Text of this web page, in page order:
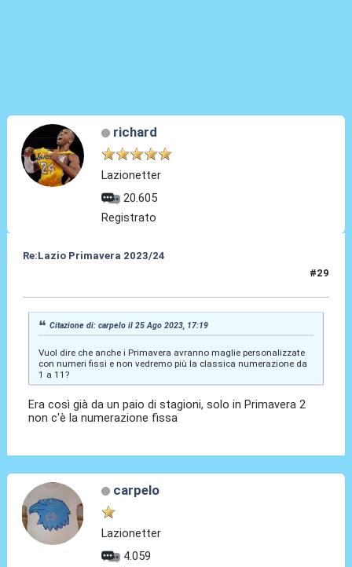
richard
Lazionetter
20.605
Registrato
Re:Lazio Primavera 2023/24
#29
Citazione di: carpelo il 25 Ago 2023, 17:19
Vuol dire che anche i Primavera avranno maglie personalizzate
con numeri fissi e non vedremo più la classica numerazione da
1 a 11?
Era così già da un paio di stagioni, solo in Primavera 2
non c'è la numerazione fissa
carpelo
Lazionetter
4.059